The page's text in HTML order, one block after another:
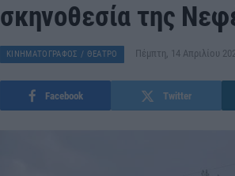
σκηνοθεσία της
ΚΙΝΗΜΑΤΟΓΡΑΦΟΣ / ΘΕΑΤΡΟ Πέμπτη, 14 Απριλίου
Facebook Twitter